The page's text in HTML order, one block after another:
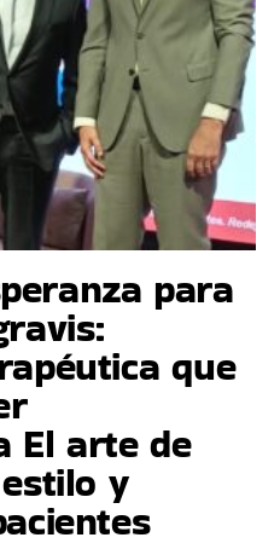
para
que
El arte de
y